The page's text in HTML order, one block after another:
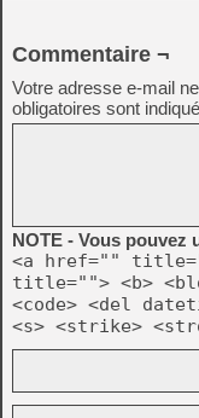
Commentaire ¬
Votre adresse e-mail
obligatoires sont
NOTE - Vous pouvez
<a href=""
title=""> <b>
<code> <del
<s> <strike>